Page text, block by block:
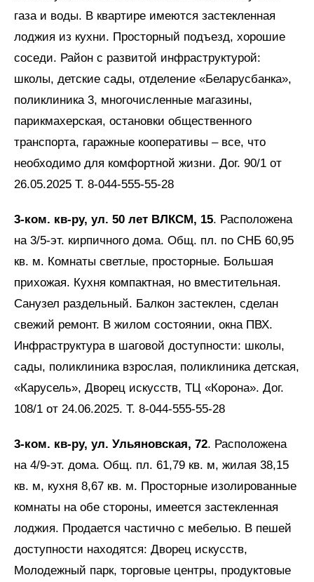
газа и воды. В квартире имеются застекленная
лоджия из кухни. Просторный подъезд, хорошие
соседи. Район с развитой инфраструктурой:
школы, детские сады, отделение «Беларусбанка»,
поликлиника 3, многочисленные магазины,
парикмахерская, остановки общественного
транспорта, гаражные кооперативы – все, что
необходимо для комфортной жизни. Дог. 90/1 от
26.05.2025 Т. 8-044-555-55-28
3-ком. кв-ру, ул. 50 лет ВЛКСМ, 15. Расположена
на 3/5-эт. кирпичного дома. Общ. пл. по СНБ 60,95
кв. м. Комнаты светлые, просторные. Большая
прихожая. Кухня компактная, но вместительная.
Санузел раздельный. Балкон застеклен, сделан
свежий ремонт. В жилом состоянии, окна ПВХ.
Инфраструктура в шаговой доступности: школы,
сады, поликлиника взрослая, поликлиника детская,
«Карусель», Дворец искусств, ТЦ «Корона». Дог.
108/1 от 24.06.2025. Т. 8-044-555-55-28
3-ком. кв-ру, ул. Ульяновская, 72. Расположена
на 4/9-эт. дома. Общ. пл. 61,79 кв. м, жилая 38,15
кв. м, кухня 8,67 кв. м. Просторные изолированные
комнаты на обе стороны, имеется застекленная
лоджия. Продается частично с мебелью. В пешей
доступности находятся: Дворец искусств,
Молодежный парк, торговые центры, продуктовые